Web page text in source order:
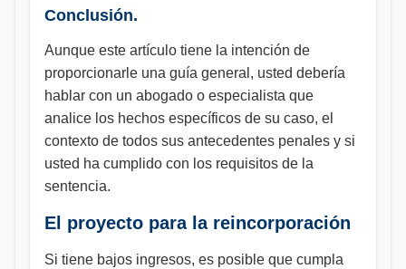
Conclusión.
Aunque este artículo tiene la intención de
proporcionarle una guía general, usted debería
hablar con un abogado o especialista que
analice los hechos específicos de su caso, el
contexto de todos sus antecedentes penales y si
usted ha cumplido con los requisitos de la
sentencia.
El proyecto para la reincorporación
Si tiene bajos ingresos, es posible que cumpla